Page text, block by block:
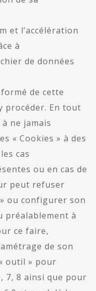
et l’accélération
à
de données
de cette
procéder. En tout
à ne jamais
« Cookies » à des
cas
ou en cas de
peut refuser
ou configurer son
préalablement à
ce faire,
de son
outil » pour
7, 8 ainsi que pour